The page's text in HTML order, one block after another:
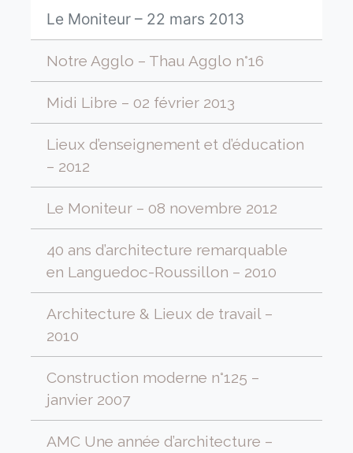
Le Moniteur – 22 mars 2013
Notre Agglo – Thau Agglo n°16
Midi Libre – 02 février 2013
Lieux d’enseignement et d’éducation
– 2012
Le Moniteur – 08 novembre 2012
40 ans d’architecture remarquable
en Languedoc-Roussillon – 2010
Architecture & Lieux de travail –
2010
Construction moderne n°125 –
janvier 2007
AMC Une année d’architecture –